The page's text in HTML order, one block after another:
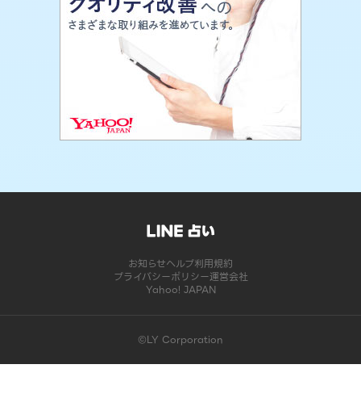
お知らせヘルプ利用規約
プライバシーポリシー運営会社
Yahoo! JAPAN
©LY Corporation
このコンテンツは掲載が終了しました | LINE占い